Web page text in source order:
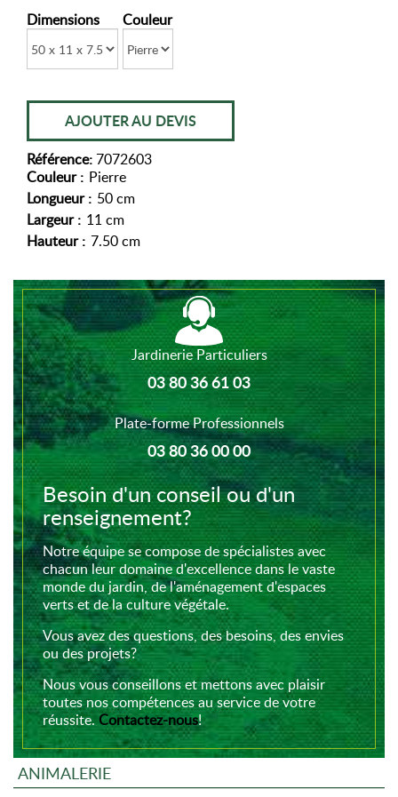
Dimensions Couleur
AJOUTER AU DEVIS
Référence:7072603
Couleur : Pierre
Longueur : 50 cm
Largeur : 11 cm
Hauteur : 7.50 cm
Jardinerie Particuliers
03 80 36 61 03
Plate-forme Professionnels
03 80 36 00 00
Besoin d'un conseil ou d'un
renseignement?
Notre équipe se compose de spécialistes avec
chacun leur domaine d'excellence dans le vaste
monde du jardin, de l'aménagement d'espaces
verts et de la culture végétale.
Vous avez des questions, des besoins, des envies
ou des projets?
Nous vous conseillons et mettons avec plaisir
toutes nos compétences au service de votre
réussite.Contactez-nous!
ANIMALERIE